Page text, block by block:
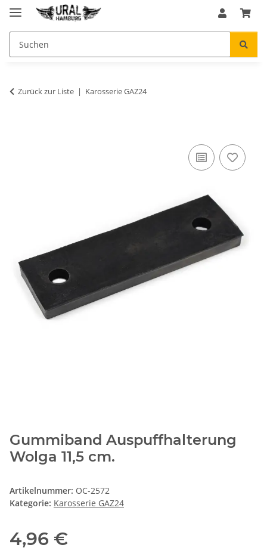
Zurück zur Liste Karosserie GAZ24
Gummiband Auspuffhalterung
Wolga 11,5 cm.
Artikelnummer: OC-2572
Kategorie: Karosserie GAZ24
4,96 €